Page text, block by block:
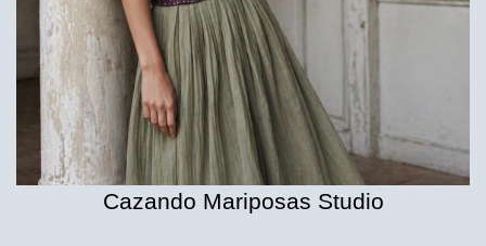
Cazando Mariposas Studio